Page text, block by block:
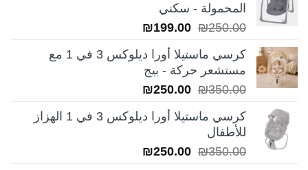
المحمولة - سكني
₪250.00
السعر
هو:
₪250.00.
₪199.00
هو:
كرسي ماستيلا أورا ديلوكس 3 في 1 مع
مستشعر حركة - بيج
₪350.00
السعر
هو:
₪250.00
هو:
كرسي ماستيلا أورا ديلوكس 3 في 1 الهزاز
للأطفال
₪350.00
السعر ₪250.00